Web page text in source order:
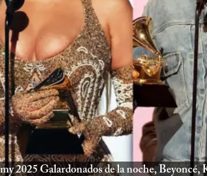
2025 Galardonados de la noche,